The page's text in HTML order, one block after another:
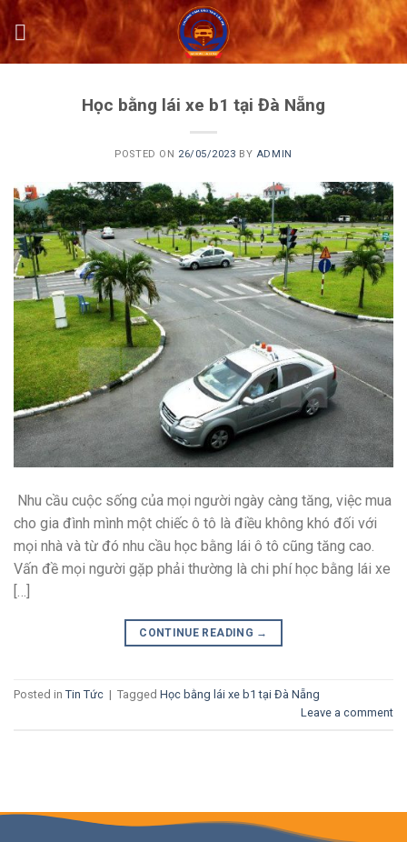
Skip
to
content
Học bằng lái xe b1 tại Đà Nẵng
POSTED ON 26/05/2023 BY ADMIN
Nhu cầu cuộc sống của mọi người ngày càng tăng, việc mua
cho gia đình mình một chiếc ô tô là điều không khó đối với
mọi nhà và từ đó nhu cầu học bằng lái ô tô cũng tăng cao.
Vấn đề mọi người gặp phải thường là chi phí học bằng lái xe
[…]
CONTINUE READING →
Posted in Tin Tức | Tagged Học bằng lái xe b1 tại Đà Nẵng
Leave a comment